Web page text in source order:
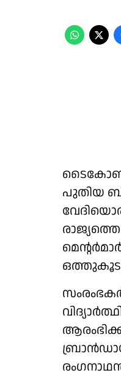
ടൈകോണ്‍
പുതിയ